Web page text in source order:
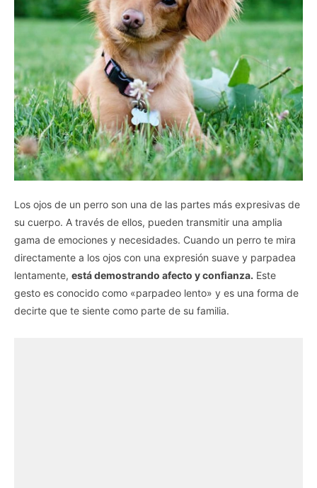
Los ojos de un perro son una de las partes más expresivas de
su cuerpo. A través de ellos, pueden transmitir una amplia
gama de emociones y necesidades. Cuando un perro te mira
directamente a los ojos con una expresión suave y parpadea
lentamente, está demostrando afecto y confianza. Este
gesto es conocido como «parpadeo lento» y es una forma de
decirte que te siente como parte de su familia.